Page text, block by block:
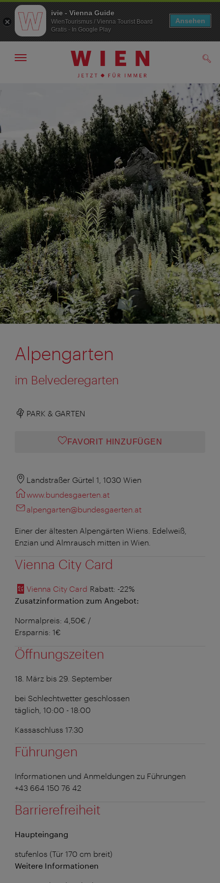
Navigation
Alpengarten
im Belvederegarten
PARK & GARTEN
FAVORIT HINZUFÜGEN
Landstraßer Gürtel 1, 1030 Wien
www.bundesgaerten.at
alpengarten@bundesgaerten.at
Einer der ältesten Alpengärten Wiens. Edelweiß,
Enzian und Almrausch mitten in Wien.
Vienna City Card
Vienna City Card Rabatt: -22%
Zusatzinformation zum Angebot:
Normalpreis: 4,50€ /
Ersparnis: 1€
Öffnungszeiten
18. März bis 29. September
bei Schlechtwetter geschlossen
täglich, 10:00 - 18:00
Kassaschluss 17:30
Führungen
Informationen und Anmeldungen zu Führungen
+43 664 150 76 42
Barrierefreiheit
Haupteingang
stufenlos (Tür 170 cm breit)
Weitere Informationen
ivie - Vienna Guide
WienTourismus / Vienna Tourist Board
Gratis - In Google Play
Ansehen